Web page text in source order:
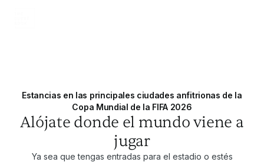
Estancias en las principales ciudades anfitrionas de la
Copa Mundial de la FIFA 2026
Alójate donde el mundo viene a
jugar
Ya sea que tengas entradas para el estadio o estés